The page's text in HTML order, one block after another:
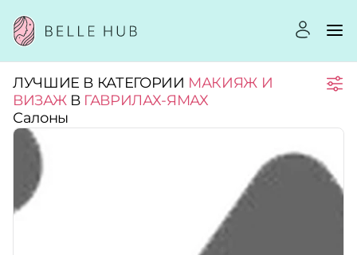
Город:
Категории:
Услуги:
ЛУЧШИЕ В КАТЕГОРИИ МАКИЯЖ И
ВИЗАЖВ ГАВРИЛАХ-ЯМАХ
Салоны